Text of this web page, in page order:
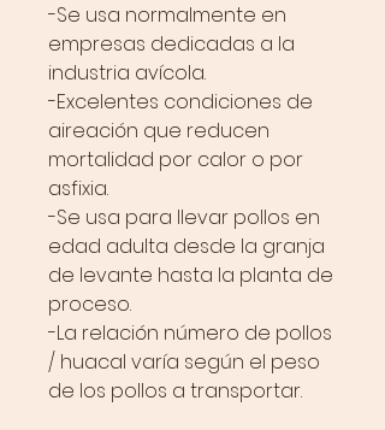
-Se usa normalmente en
empresas dedicadas a la
industria avícola.
-Excelentes condiciones de
aireación que reducen
mortalidad por calor o por
asfixia.
-Se usa para llevar pollos en
edad adulta desde la granja
de levante hasta la planta de
proceso.
-La relación número de pollos
/ huacal varía según el peso
de los pollos a transportar.